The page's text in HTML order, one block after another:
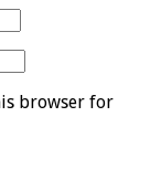
browser for